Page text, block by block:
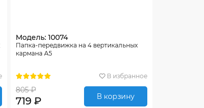
Модель: 10074
Папка-передвижка на 4 вертикальных
кармана А5
В избранное
805 ₽
719 ₽ В корзину